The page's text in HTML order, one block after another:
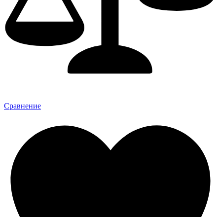
Сравнение